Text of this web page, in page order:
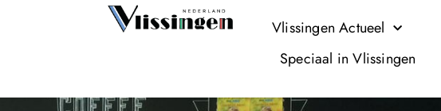
Vlissingen Actueel
Speciaal in Vlissingen